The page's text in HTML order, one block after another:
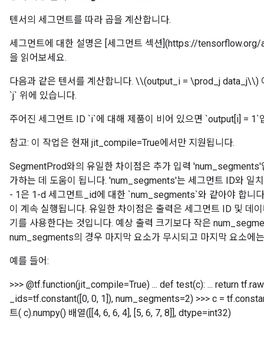
텐서의 세그먼트를 따라 곱을 계산합니다.
세그먼트에 대한 설명은 [세그먼트 섹션](https://
을 읽어보세요.
다음과 같은 텐서를 계산합니다. \\(output_i = \prod_j data_j\\)
`j` 위에 있습니다.
주어진 세그먼트 ID `i`에 대해 제품이 비어 있으면 `output[i] = 1`
참고: 이 작업은 현재 jit_compile=True에서만 지원됩니다.
SegmentProd와의 유일한 차이점은 추가 입력 'num_segments'
가하는 데 도움이 됩니다. 'num_segments'는 세그먼트 ID와 일
- 1은 1-d 세그먼트_id에 대한 `num_segments`와 같아야 합니
이 계속 실행됩니다. 유일한 차이점은 출력은 세그먼트 ID 및 데
기를 사용한다는 것입니다. 예상 출력 크기보다 작은
num_segments의 경우 마지막 요소가 무시되고 마지막 요소에
예를 들어:
>>> @tf.function(jit_compile=True) ... def test(c): ... return
_ids=tf.constant([0, 0, 1]), num_segments=2) >>> c =
트( c).numpy() 배열([[4, 6, 6, 4], [5, 6, 7, 8]], dtype=int32)